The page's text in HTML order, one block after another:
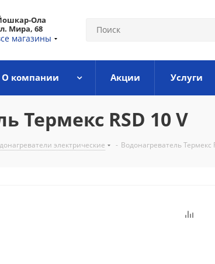
Ола
Мира, 68
магазины
О компании Акции Услуги
Термекс RSD 10 V
электрические - Водонагреватель Термекс